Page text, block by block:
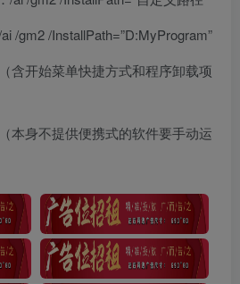
/gm2 /InstallPath=”D:MyProgram”
含开始菜单快捷方式和程序卸载项
本身不提供便携式的软件要手动运